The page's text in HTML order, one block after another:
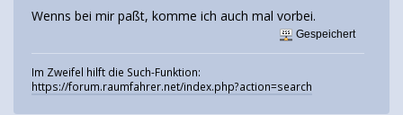
Wenns bei mir paßt, komme ich auch mal vorbei.
Gespeichert
Im Zweifel hilft die Such-Funktion:
https://forum.raumfahrer.net/index.php?action=search